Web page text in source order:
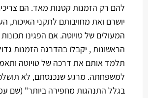
להם רק הזמנות קטנות מאד. הם
יושרם ואת מחויבותם לתקני האיכות,
המעולים של טויוטה. אם הפגינו
הראשונות , יקבלו בהדרגה הזמנות
תלמד אותם את דרכה של טויוטה
למשפחתה. מרגע שנכנסתם, לא
בגלל התנהגות מחפירה ביותר" (שם עמ'